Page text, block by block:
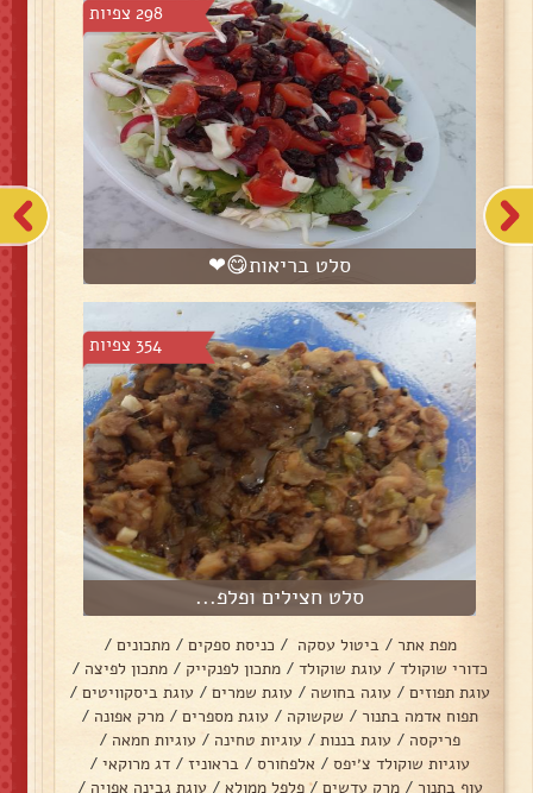
298 צפיות
סלט בריאות😋❤
354 צפיות
סלט חצילים ופלפ...
מפת אתר / ביטול עסקה / כניסת ספקים / מתכונים /
כדורי שוקולד / עוגת שוקולד / מתכון לפנקייק / מתכון לפיצה /
עוגת תפוזים / עוגה בחושה / עוגת שמרים / עוגת ביסקוויטים /
תפוח אדמה בתנור / שקשוקה / עוגת מספרים / מרק אפונה /
פריקסה / עוגת בננות / עוגיות טחינה / עוגיות חמאה /
עוגיות שוקולד צ׳יפס / אלפחורס / בראוניז / דג מרוקאי /
עוף בתנור / מרק עדשים / פלפל ממולא / עוגת גבינה אפויה /